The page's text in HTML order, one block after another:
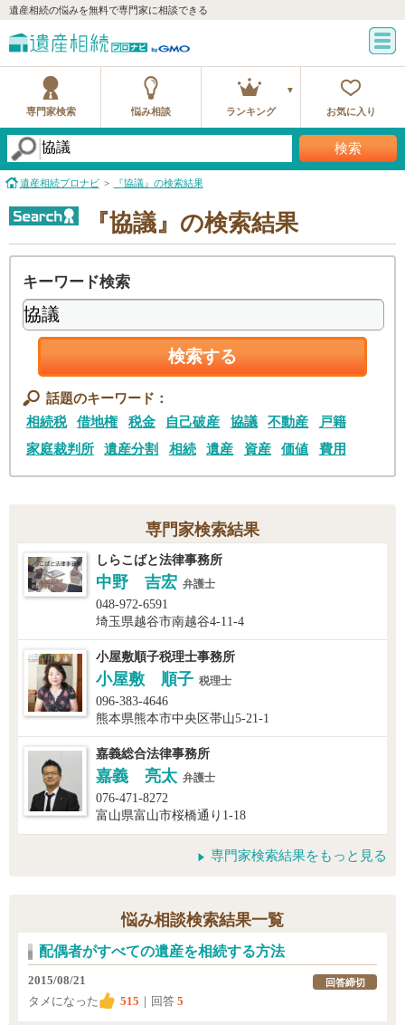
遺産相続の悩みを無料で専門家に相談できる
専門家検索 悩み相談 ランキング お気に入り
検索
遺産相続プロナビ 『協議』の検索結果
『協議』の検索結果
キーワード検索
検索する
話題のキーワード：
相続税
借地権 税金 自己破産 協議 不動産
戸籍
家庭裁判所
遺産分割 相続 遺産 資産 価値 費用
専門家検索結果
しらこばと法律事務所
中野 吉宏 弁護士
048-972-6591
埼玉県越谷市南越谷4-11-4
小屋敷順子税理士事務所
小屋敷 順子 税理士
096-383-4646
熊本県熊本市中央区帯山5-21-1
嘉義総合法律事務所
嘉義 亮太 弁護士
076-471-8272
富山県富山市桜橋通り1-18
専門家検索結果をもっと見る
悩み相談検索結果一覧
配偶者がすべての遺産を相続する方法
2015/08/21
タメになった
515 ｜回答 5
回答締切